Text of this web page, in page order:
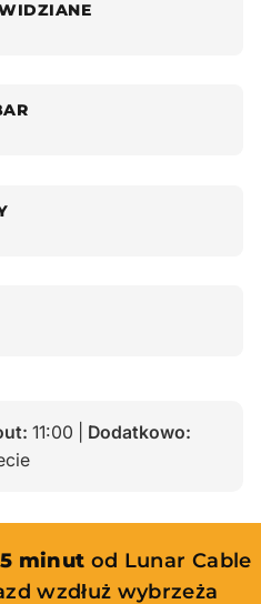
11:00 | Dodatkowo:
minut od Lunar Cable
wzdłuż wybrzeża